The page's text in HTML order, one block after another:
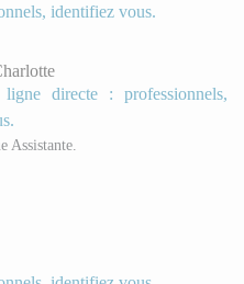
identifiez vous.
directe : professionnels,
Assistante.